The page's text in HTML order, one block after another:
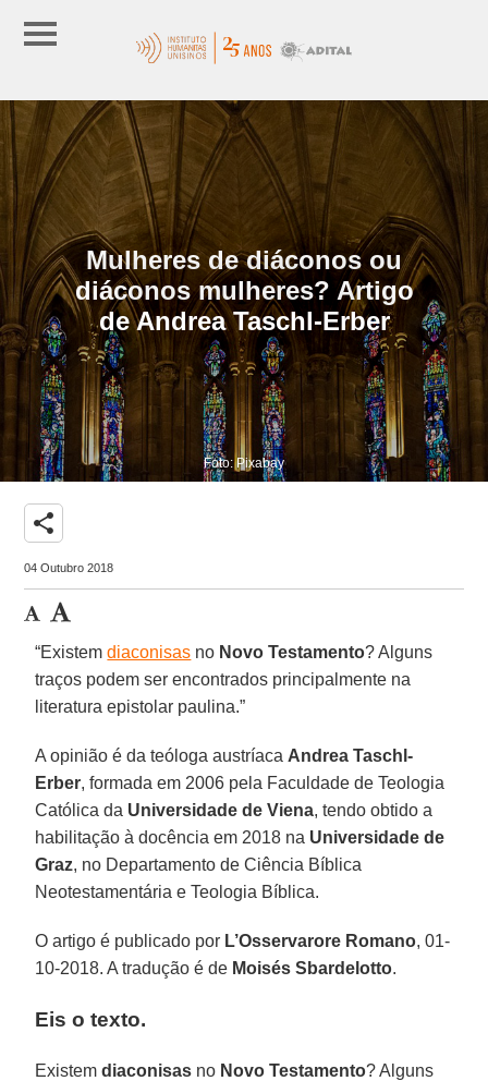
Mulheres de diáconos ou
diáconos mulheres? Artigo
de Andrea Taschl-Erber
Foto: Pixabay
share
04 Outubro 2018
“Existemdiaconisas no Novo Testamento? Alguns
traços podem ser encontrados principalmente na
literatura epistolar paulina.”
A opinião é da teóloga austríaca Andrea Taschl-
Erber, formada em 2006 pela Faculdade de Teologia
Católica da Universidade de Viena, tendo obtido a
habilitação à docência em 2018 na Universidade de
Graz, no Departamento de Ciência Bíblica
Neotestamentária e Teologia Bíblica.
O artigo é publicado por L’Osservarore Romano, 01-
10-2018. A tradução é de Moisés Sbardelotto.
Eis o texto.
Existemdiaconisas no Novo Testamento? Alguns